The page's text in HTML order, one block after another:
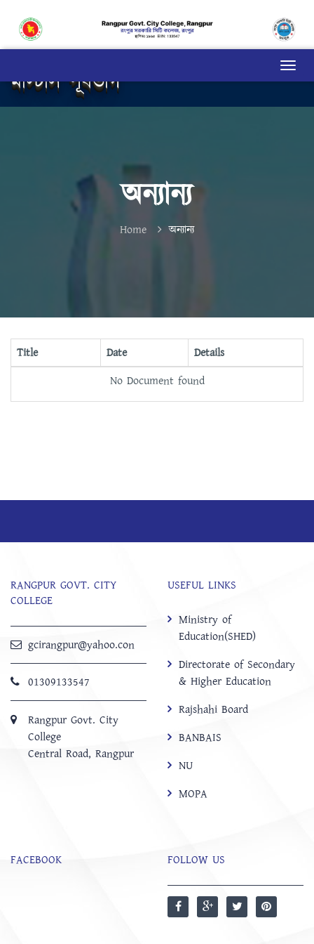
মাস্টার্স পূর্বভাগ
অন্যান্য
Home অন্যান্য
Title Date
Details
No Document found
RANGPUR GOVT. CITY
COLLEGE
gcirangpur@yahoo.con
01309133547
Rangpur Govt. City
College
Central Road, Rangpur
USEFUL LINKS
Ministry of
Education(SHED)
Directorate of Secondary
& Higher Education
Rajshahi Board
BANBAIS
NU
MOPA
FACEBOOK FOLLOW US